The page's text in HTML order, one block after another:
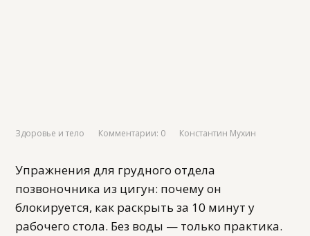
Здоровье и тело Комментарии: 0 Константин Мухин
Упражнения для грудного отдела
позвоночника из цигун: почему он
блокируется, как раскрыть за 10 минут у
рабочего стола. Без воды — только практика.